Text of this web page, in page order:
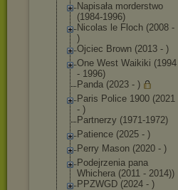
Napisała morderstwo
(1984-1996)
Nicolas le Floch (2008 -
)
Ojciec Brown (2013 - )
One West Waikiki (1994
- 1996)
Panda (2023 - )
Paris Police 1900 (2021
- )
Partnerzy (1971-1972)
Patience (2025 - )
Perry Mason (2020 - )
Podejrzenia pana
Whichera (2011 - 2014))
PPZWGD (2024 - )